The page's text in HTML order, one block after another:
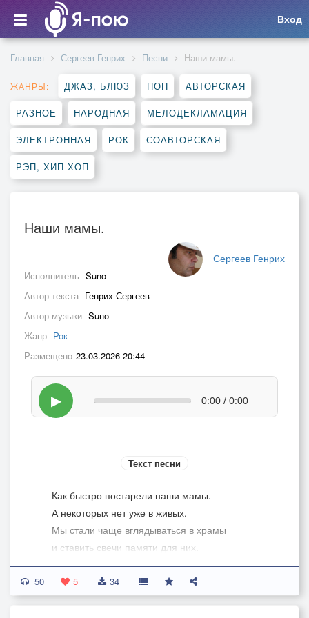
Вход
Главная Сергеев Генрих Песни Наши мамы.
ЖАНРЫ: ДЖАЗ, БЛЮЗ ПОП АВТОРСКАЯ
РАЗНОЕ НАРОДНАЯ МЕЛОДЕКЛАМАЦИЯ
ЭЛЕКТРОННАЯ РОК СОАВТОРСКАЯ
РЭП, ХИП-ХОП
Наши мамы.
Сергеев Генрих
Исполнитель Suno
Автор текста Генрих Сергеев
Автор музыки Suno
Жанр Рок
Размещено 23.03.2026 20:44
▶ 0:00 / 0:00
Текст песни
Как быстро постарели наши мамы.
А некоторых нет уже в живых.
Мы стали чаще вглядываться в храмы
и ставить свечи памяти для них.
За здравие спешите ставить свечи!
За высказанный блеск любимых глаз.
50 5 34